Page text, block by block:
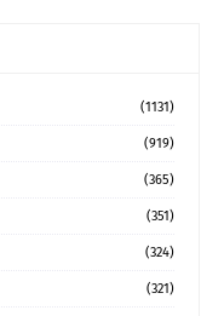
(1131)
(919)
(365)
(351)
(324)
(321)